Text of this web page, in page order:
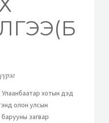
хотын дэд
олон улсын
загвар